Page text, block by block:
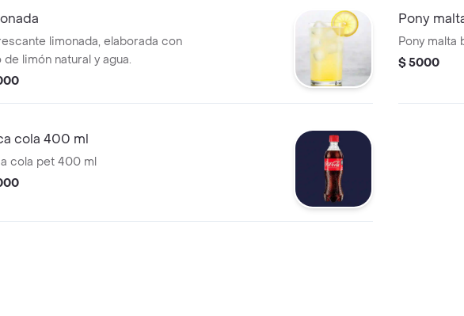
limonada, elaborada con
de limón natural y agua.
Pony
Pony malta
$ 5000
cola 400 ml
cola pet 400 ml